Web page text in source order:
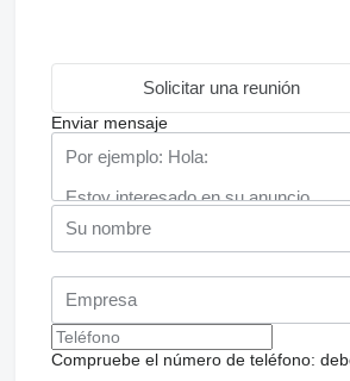
Solicitar una reunión
Enviar mensaje
Compruebe el número de teléfono: